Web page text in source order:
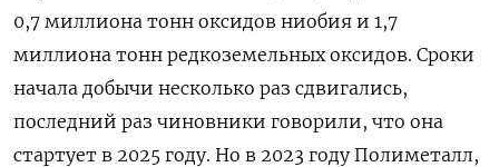
0,7 миллиона тонн оксидов ниобия и 1,7
миллиона тонн редкоземельных оксидов. Сроки
начала добычи несколько раз сдвигались,
последний раз чиновники говорили, что она
стартует в 2025 году. Но в 2023 году Полиметалл,